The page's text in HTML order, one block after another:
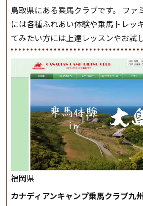
の扶助操作や誘導方法を身につけま
◆馬場使用状況により、使用する馬
たしますのでご了承ください ◆基本
が、落雷・強風等のより、安全上急
く場合がございます。 ◆三木ホース
会や講習会等により、一部レッスン
ございます。 その際、ご予約いただ
前にご連絡いたします。MIKIホー
はこちら
鳥取県にある乗馬クラブです。 ファ
には各種ふれあい体験や乗馬トレッ
てみたい方には上達レッスンやお試
方に幅広くお楽しみいただける施設
また、お手軽（低価格）に会員にな
つことのできる乗馬クラブでもあり
ーツ競技として、老若男女様々な方
しみいただいています。 なお、ゴー
休み期間中は無休で営業しています
お越しください！大山乗馬センタ
福岡県
カナディアンキャンプ乗馬クラブ九州